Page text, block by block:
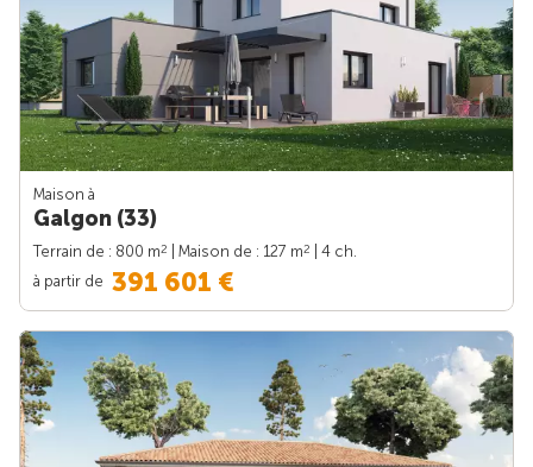
Maison à
Galgon (33)
Terrain de : 800 m2 | Maison de : 127 m2
| 4 ch.
à partir de 391 601 €